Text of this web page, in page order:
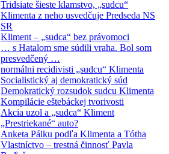
Tridsiate šieste klamstvo, „sudcu“
Klimenta z neho usvedčuje Predseda NS
SR
Kliment – „sudca“ bez právomoci
… s Hatalom sme súdili vraha. Bol som
presvedčený …
normálni recidivisti „sudcu“ Klimenta
Socialistický aj demokratický súd
Demokratický rozsudok sudcu Klimenta
Kompilácie eštebáckej tvorivosti
Akcia uzol a „sudca“ Kliment
„Prestriekané“ auto?
Anketa Pálku podľa Klimenta a Tótha
Vlastníctvo – trestná činnosť Pavla